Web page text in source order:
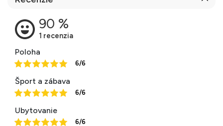
Poloha
6/6
Šport a zábava
6/6
Ubytovanie
6/6